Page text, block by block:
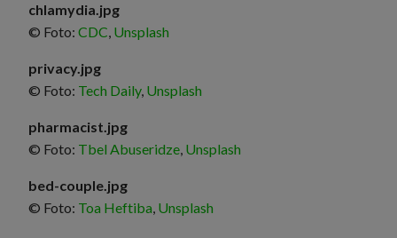
chlamydia.jpg
© Foto: CDC, Unsplash
privacy.jpg
© Foto: Tech Daily, Unsplash
pharmacist.jpg
© Foto: Tbel Abuseridze, Unsplash
bed-couple.jpg
© Foto: Toa Heftiba, Unsplash